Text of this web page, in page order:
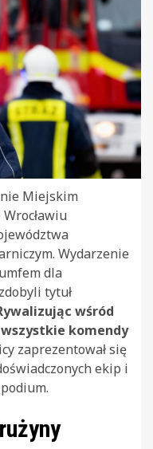
Miejskim
Wydarzenie
dla
tytuł
wśród
komendy
zaprezentował się
ekip i